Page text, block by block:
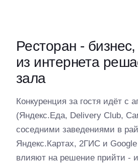
Ресторан -
из интернета
зала
Конкуренция за гостя идёт с
(Яндекс.Еда, Delivery Club,
соседними заведениями в
Яндекс.Картах, 2ГИС и
влияют на решение прийти -